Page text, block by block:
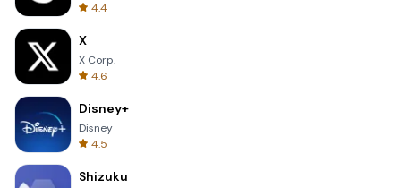
4.4
X
X Corp.
4.6
Disney+
Disney
4.5
Shizuku